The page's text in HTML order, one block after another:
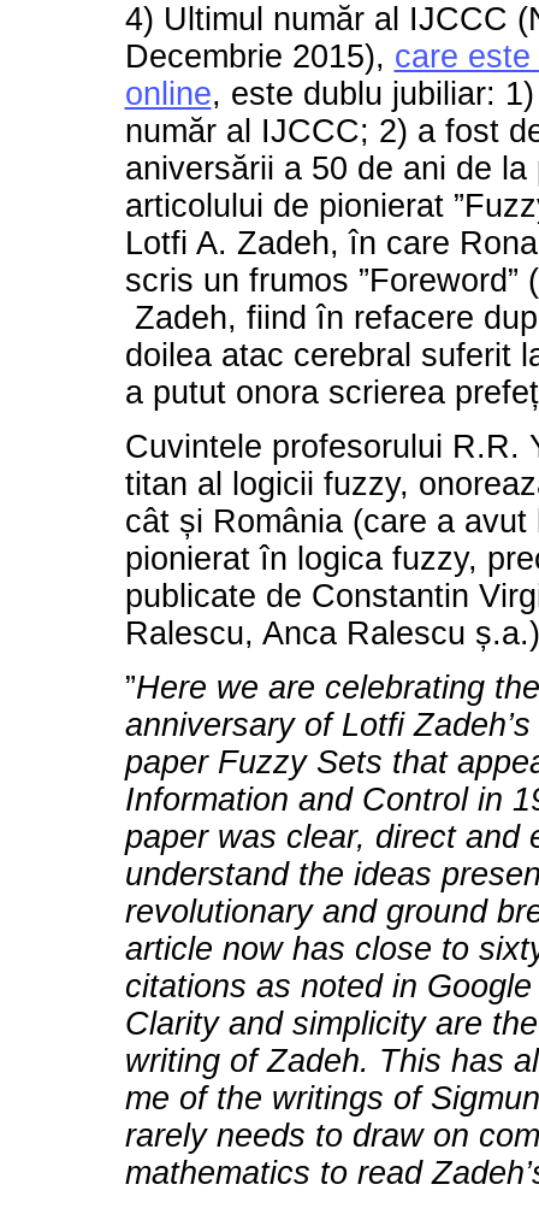
4) Ultimul număr al IJCCC
Decembrie 2015), care
online, este dublu jubiliar:
număr al IJCCC; 2) a fost
aniversării a 50 de ani de la
articolului de pionierat
Lotfi A. Zadeh, în care
scris un frumos ”Foreword”
Zadeh, fiind în refacere
doilea atac cerebral suferit
a putut onora scrierea
Cuvintele profesorului R.R.
titan al logicii fuzzy,
cât și România (care a avut
pionierat în logica fuzzy,
publicate de Constantin
Ralescu, Anca Ralescu
”Here we are celebrating
anniversary of Lotfi
paper Fuzzy Sets that
Information and Control in
paper was clear, direct and
understand the ideas
revolutionary and ground
article now has close to
citations as noted in
Clarity and simplicity are
writing of Zadeh. This has
me of the writings of
rarely needs to draw on
mathematics to read